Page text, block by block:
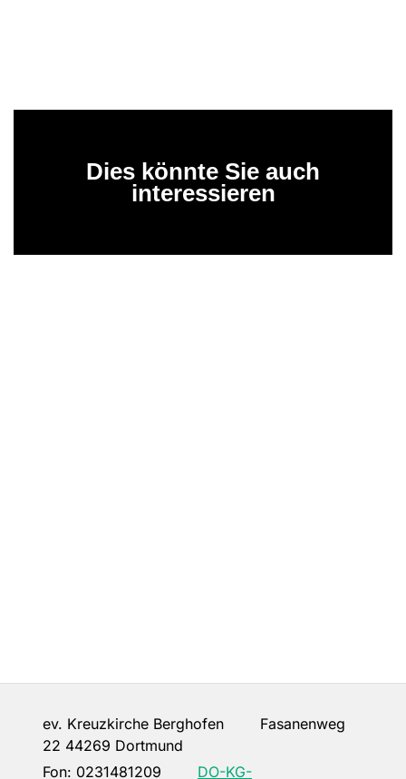
Dies könnte Sie auch
interessieren
ev. Kreuzkirche Berghofen Fasanenweg
22 44269 Dortmund
Fon: 0231481209 DO-KG-